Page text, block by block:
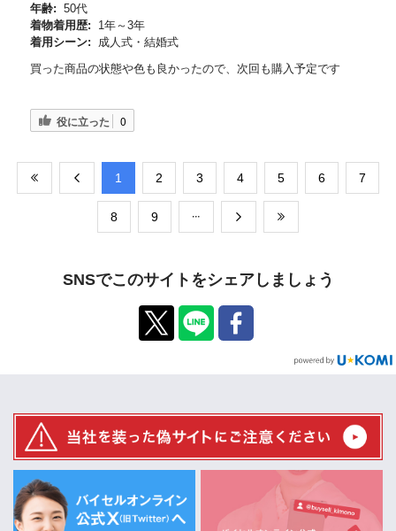
年齢: 50代
着物着用歴:
1年～3年
着用シーン:
成人式・結婚式
買った商品の状態や色も良かったので、次回も購入予定です
役に立った 0
​1 ​2 ​3 ​4 ​5 ​6 ​7
​8 ​9
SNSでこのサイトをシェアしましょう